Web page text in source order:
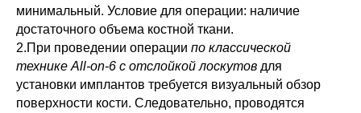
минимальный. Условие для операции: наличие
достаточного объема костной ткани.
2.При проведении операции по классической
технике All-on-6 с отслойкой лоскутов для
установки имплантов требуется визуальный обзор
поверхности кости. Следовательно, проводятся